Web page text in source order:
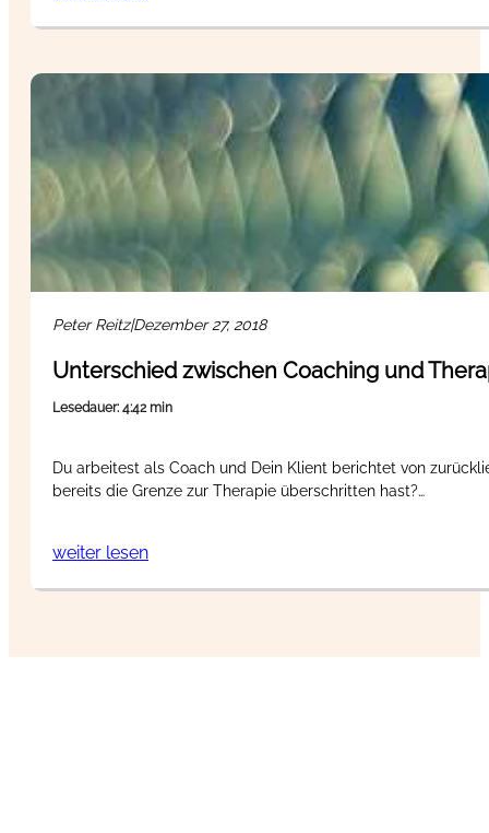
Peter Reitz|Dezember 27, 2018
Unterschied zwischen Coaching und
Lesedauer: 4:42 min
Du arbeitest als Coach und Dein Klient berichtet von
bereits die Grenze zur Therapie überschritten hast?…
weiter lesen